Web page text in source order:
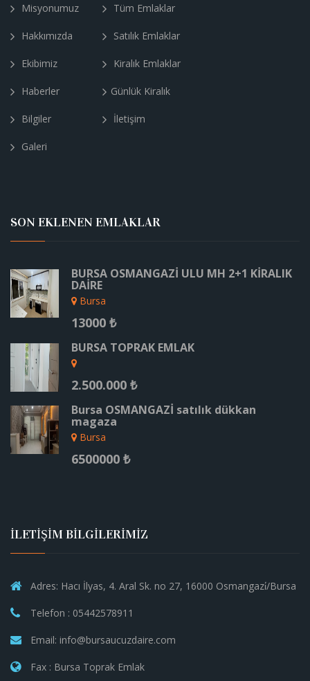
Misyonumuz
Hakkımızda
Ekibimiz
Haberler
Bilgiler
Galeri
Tüm Emlaklar
Satılık Emlaklar
Kiralık Emlaklar
Günlük Kiralık
İletişim
SON EKLENEN EMLAKLAR
BURSA OSMANGAZİ ULU MH 2+1 KİRALIK
DAİRE
Bursa
13000 ₺
BURSA TOPRAK EMLAK
2.500.000 ₺
Bursa OSMANGAZİ satılık dükkan
magaza
Bursa
6500000 ₺
İLETİŞİM BİLGİLERİMİZ
Adres: Hacı İlyas, 4. Aral Sk. no 27, 16000 Osmangazi̇/Bursa
Telefon : 05442578911
Email: info@bursaucuzdaire.com
Fax : Bursa Toprak Emlak